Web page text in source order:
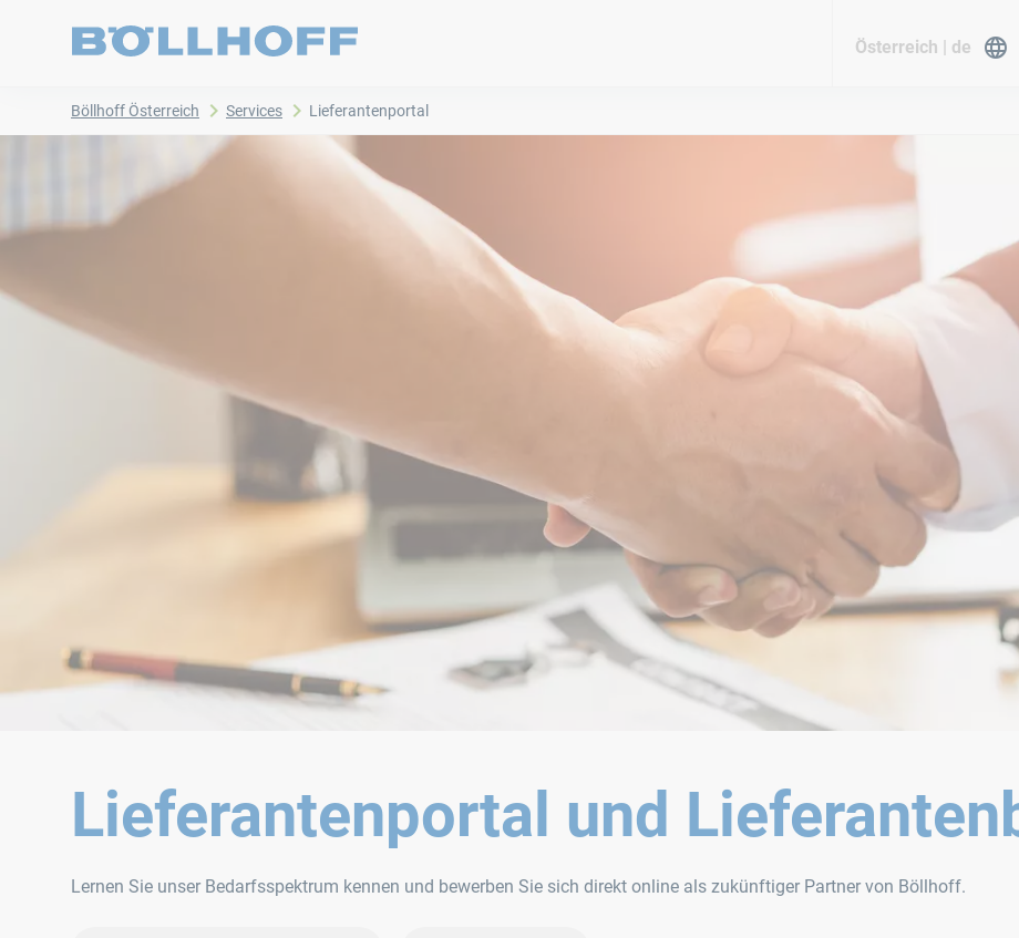
Österreich | de
Böllhoff Österreich Services Lieferantenportal
Lieferantenportal und
Lernen Sie unser Bedarfsspektrum kennen und bewerben Sie sich direkt online als zukünftiger Partner von Böllhoff.